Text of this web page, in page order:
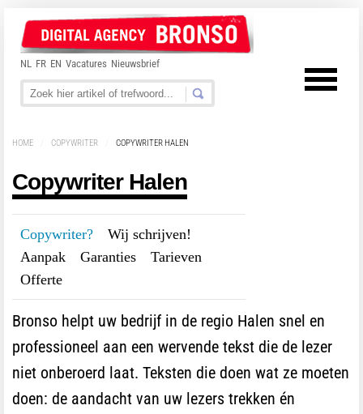
NL FR EN Vacatures Nieuwsbrief
HOME COPYWRITER COPYWRITER HALEN
Copywriter Halen
Copywriter? Wij schrijven!
Aanpak
Garanties Tarieven
Offerte
Bronso helpt uw bedrijf in de regio Halen snel en
professioneel aan een wervende tekst die de lezer
niet onberoerd laat. Teksten die doen wat ze moeten
doen: de aandacht van uw lezers trekken én